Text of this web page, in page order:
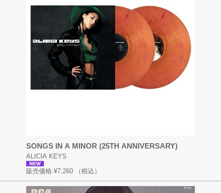
SONGS IN A MINOR (25TH ANNIVERSARY)
ALICIA KEYS
販売価格:¥7,260 （税込）